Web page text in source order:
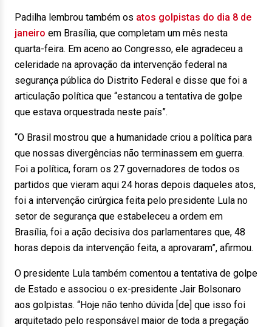
Padilha lembrou também os atos golpistas do dia 8 de
janeiro em Brasília, que completam um mês nesta
quarta-feira. Em aceno ao Congresso, ele agradeceu a
celeridade na aprovação da intervenção federal na
segurança pública do Distrito Federal e disse que foi a
articulação política que “estancou a tentativa de golpe
que estava orquestrada neste país”.
“O Brasil mostrou que a humanidade criou a política para
que nossas divergências não terminassem em guerra.
Foi a política, foram os 27 governadores de todos os
partidos que vieram aqui 24 horas depois daqueles atos,
foi a intervenção cirúrgica feita pelo presidente Lula no
setor de segurança que estabeleceu a ordem em
Brasília, foi a ação decisiva dos parlamentares que, 48
horas depois da intervenção feita, a aprovaram”, afirmou.
O presidente Lula também comentou a tentativa de golpe
de Estado e associou o ex-presidente Jair Bolsonaro
aos golpistas. “Hoje não tenho dúvida [de] que isso foi
arquitetado pelo responsável maior de toda a pregação